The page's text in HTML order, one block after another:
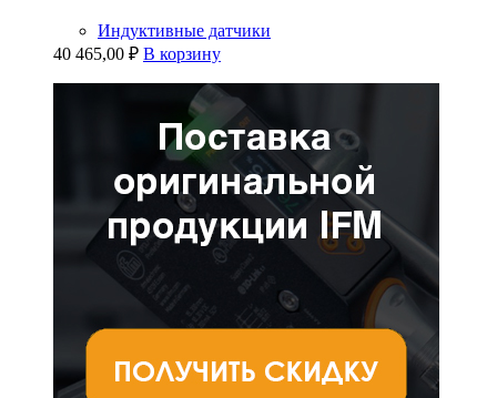
Индуктивные датчики
40 465,00 ₽ В корзину